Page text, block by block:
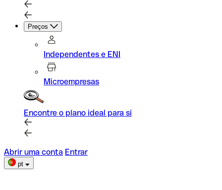
Preços
Independentes e ENI
Microempresas
Encontre o plano ideal para si
Abrir uma conta Entrar
pt